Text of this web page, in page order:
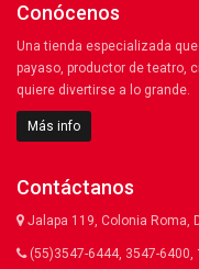
Conócenos
Una tienda especializada
payaso, productor de teatro,
quiere divertirse a lo grande.
Más info
Contáctanos
Jalapa 119, Colonia Roma,
(55)3547-6444, 3547-6400,